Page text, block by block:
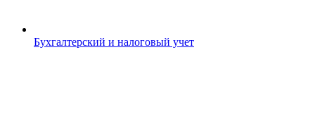
Бухгалтерский и налоговый учет